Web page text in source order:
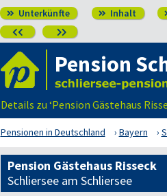
 Unterkünfte  Inhalt
 
Pension
Details zu ‘Pension Gästehaus
Pensionen in Deutschland Bayern
Pension Gästehaus Risseck
Schliersee am Schliersee